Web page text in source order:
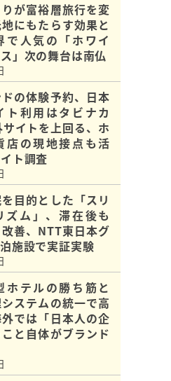
が富裕層旅行を変
にもたらす効果と
で人気の「ホワイ
」次の舞台は南仏
の体験予約、日本
ト利用はタビナカ
イトを上回る、ホ
店の現地接点も活
ト調査
目的とした「スリ
ズム」、滞在後も
改善、NTT東日本グ
施設で実証実験
ホテルの勝ち筋と
ステムの統一で高
では「日本人の企
と自体がブランド